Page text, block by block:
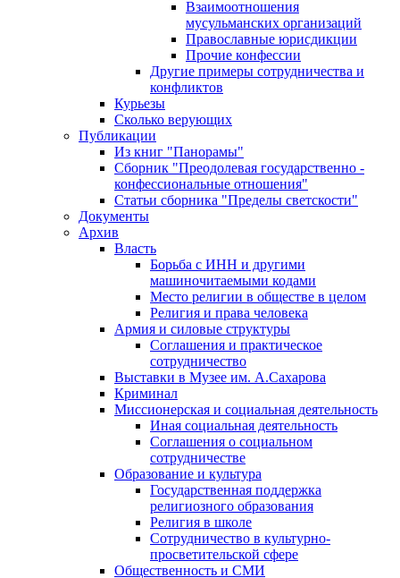
Взаимоотношения
мусульманских организаций
Православные юрисдикции
Прочие конфессии
Другие примеры сотрудничества и
конфликтов
Курьезы
Сколько верующих
Публикации
Из книг "Панорамы"
Сборник "Преодолевая государственно -
конфессиональные отношения"
Статьи сборника "Пределы светскости"
Документы
Архив
Власть
Борьба с ИНН и другими
машиночитаемыми кодами
Место религии в обществе в целом
Религия и права человека
Армия и силовые структуры
Соглашения и практическое
сотрудничество
Выставки в Музее им. А.Сахарова
Криминал
Миссионерская и социальная деятельность
Иная социальная деятельность
Соглашения о социальном
сотрудничестве
Образование и культура
Государственная поддержка
религиозного образования
Религия в школе
Сотрудничество в культурно-
просветительской сфере
Общественность и СМИ